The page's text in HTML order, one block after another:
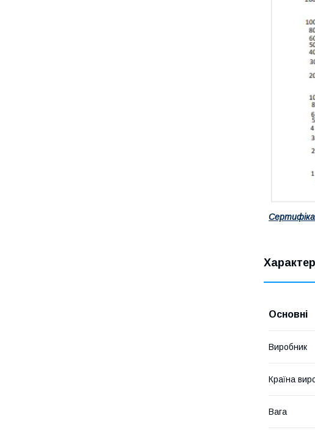
Основні
Виробник
Країна
Вага